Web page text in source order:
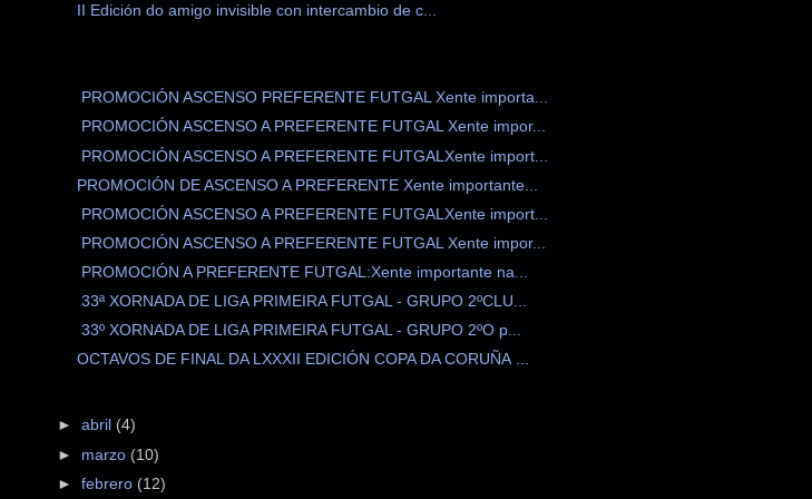
II Edición do amigo invisible con intercambio de c...
PROMOCIÓN ASCENSO PREFERENTE FUTGAL Xente importa...
PROMOCIÓN ASCENSO A PREFERENTE FUTGAL Xente impor...
PROMOCIÓN ASCENSO A PREFERENTE FUTGALXente import...
PROMOCIÓN DE ASCENSO A PREFERENTE Xente importante...
PROMOCIÓN ASCENSO A PREFERENTE FUTGALXente import...
PROMOCIÓN ASCENSO A PREFERENTE FUTGAL Xente impor...
PROMOCIÓN A PREFERENTE FUTGAL:Xente importante na...
33ª XORNADA DE LIGA PRIMEIRA FUTGAL - GRUPO 2ºCLU...
33º XORNADA DE LIGA PRIMEIRA FUTGAL - GRUPO 2ºO p...
OCTAVOS DE FINAL DA LXXXII EDICIÓN COPA DA CORUÑA ...
►abril (4)
► marzo (10)
►febrero (12)